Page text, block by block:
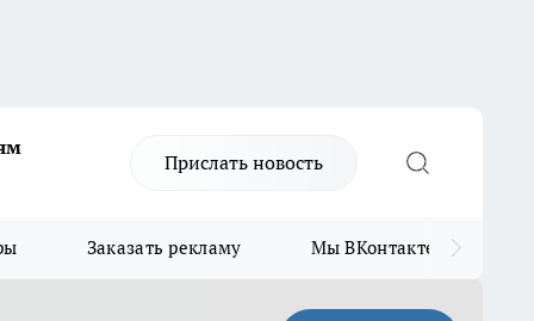
Прислать новость
Заказать рекламу Мы ВКонтакте